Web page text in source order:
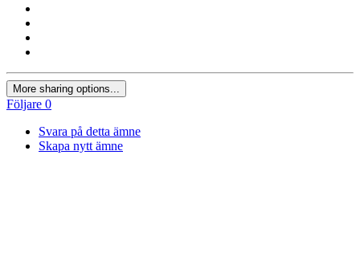
More sharing options...
Följare 0
Svara på detta ämne
Skapa nytt ämne